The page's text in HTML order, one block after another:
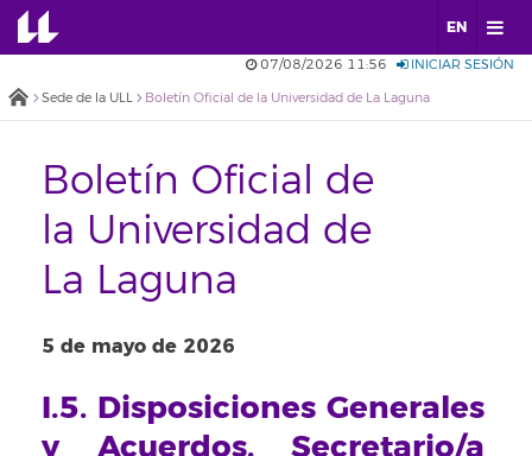
EN
07/08/2026 11:56 INICIAR SESIÓN
Sede de la ULL Boletín Oficial de la Universidad de La Laguna
Boletín Oficial de
la Universidad de
La Laguna
5 de mayo de 2026
I.5. Disposiciones Generales
y Acuerdos. Secretario/a